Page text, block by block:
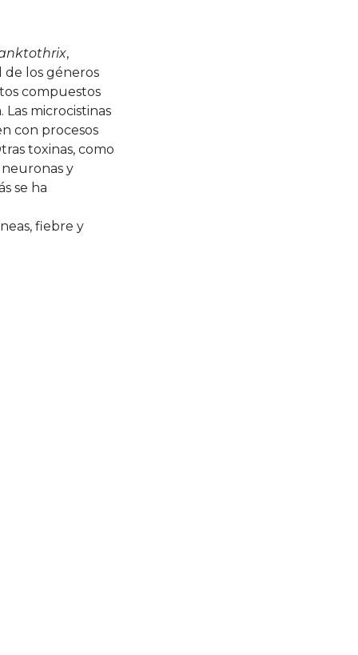
,
de los géneros
compuestos
microcistinas
con procesos
toxinas, como
neuronas y
se ha
fiebre y